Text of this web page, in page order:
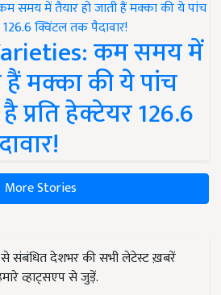
कम समय में
हैं मक्का की ये पांच
प्रति हेक्टेयर 126.6
More Stories
संबंधित देशभर की सभी लेटेस्ट ख़बरें
व्हाट्सएप से जुड़ें.